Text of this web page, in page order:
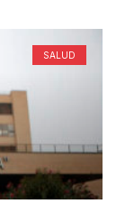
SALUD